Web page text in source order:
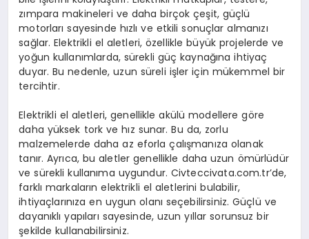
zımpara makineleri ve daha birçok çeşit, güçlü
motorları sayesinde hızlı ve etkili sonuçlar almanızı
sağlar. Elektrikli el aletleri, özellikle büyük projelerde ve
yoğun kullanımlarda, sürekli güç kaynağına ihtiyaç
duyar. Bu nedenle, uzun süreli işler için mükemmel bir
tercihtir.
Elektrikli el aletleri, genellikle akülü modellere göre
daha yüksek tork ve hız sunar. Bu da, zorlu
malzemelerde daha az eforla çalışmanıza olanak
tanır. Ayrıca, bu aletler genellikle daha uzun ömürlüdür
ve sürekli kullanıma uygundur. Civteccivata.com.tr’de,
farklı markaların elektrikli el aletlerini bulabilir,
ihtiyaçlarınıza en uygun olanı seçebilirsiniz. Güçlü ve
dayanıklı yapıları sayesinde, uzun yıllar sorunsuz bir
şekilde kullanabilirsiniz.